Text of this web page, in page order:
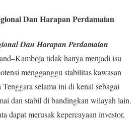
Dan Harapan Perdamaian
Dan Harapan Perdamaian
tidak hanya menjadi isu
mengganggu stabilitas kawasan
selama ini di kenal sebagai
dan stabil di bandingkan wilayah lain.
dapat merusak kepercayaan investor,